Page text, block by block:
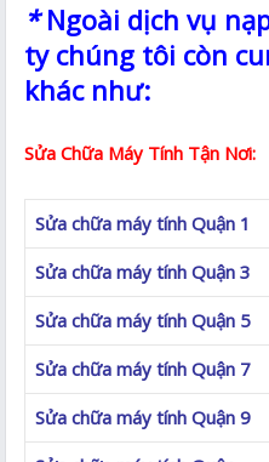
*Ngoài dịch vụ
ty chúng tôi còn
khác như:
Sửa Chữa Máy Tính Tận Nơi:
Sửa chữa máy tính Quận 1
Sửa chữa máy tính Quận 3
Sửa chữa máy tính Quận 5
Sửa chữa máy tính Quận 7
Sửa chữa máy tính Quận 9